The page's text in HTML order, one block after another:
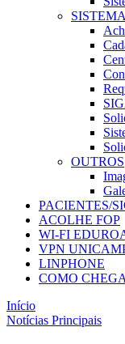
OUTROS
PACIENTES/
ACOLHE FOP
WI-FI
VPN
LINPHONE
COMO
Início
Notícias Principais